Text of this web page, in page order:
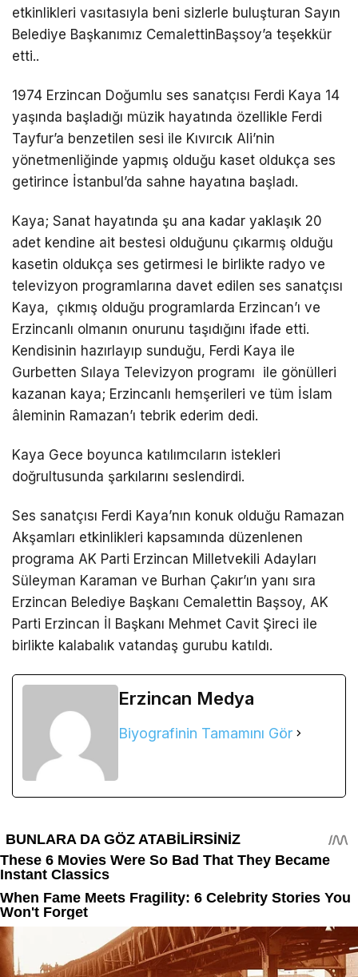
etkinlikleri vasıtasıyla beni sizlerle buluşturan Sayın
Belediye Başkanımız CemalettinBaşsoy’a teşekkür
etti..
1974 Erzincan Doğumlu ses sanatçısı Ferdi Kaya 14
yaşında başladığı müzik hayatında özellikle Ferdi
Tayfur’a benzetilen sesi ile Kıvırcık Ali’nin
yönetmenliğinde yapmış olduğu kaset oldukça ses
getirince İstanbul’da sahne hayatına başladı.
Kaya; Sanat hayatında şu ana kadar yaklaşık 20
adet kendine ait bestesi olduğunu çıkarmış olduğu
kasetin oldukça ses getirmesi le birlikte radyo ve
televizyon programlarına davet edilen ses sanatçısı
Kaya, çıkmış olduğu programlarda Erzincan’ı ve
Erzincanlı olmanın onurunu taşıdığını ifade etti.
Kendisinin hazırlayıp sunduğu, Ferdi Kaya ile
Gurbetten Sılaya Televizyon programı ile gönülleri
kazanan kaya; Erzincanlı hemşerileri ve tüm İslam
âleminin Ramazan’ı tebrik ederim dedi.
Kaya Gece boyunca katılımcıların istekleri
doğrultusunda şarkılarını seslendirdi.
Ses sanatçısı Ferdi Kaya’nın konuk olduğu Ramazan
Akşamları etkinlikleri kapsamında düzenlenen
programa AK Parti Erzincan Milletvekili Adayları
Süleyman Karaman ve Burhan Çakır’ın yanı sıra
Erzincan Belediye Başkanı Cemalettin Başsoy, AK
Parti Erzincan İl Başkanı Mehmet Cavit Şireci ile
birlikte kalabalık vatandaş gurubu katıldı.
Erzincan Medya
Biyografinin Tamamını Gör